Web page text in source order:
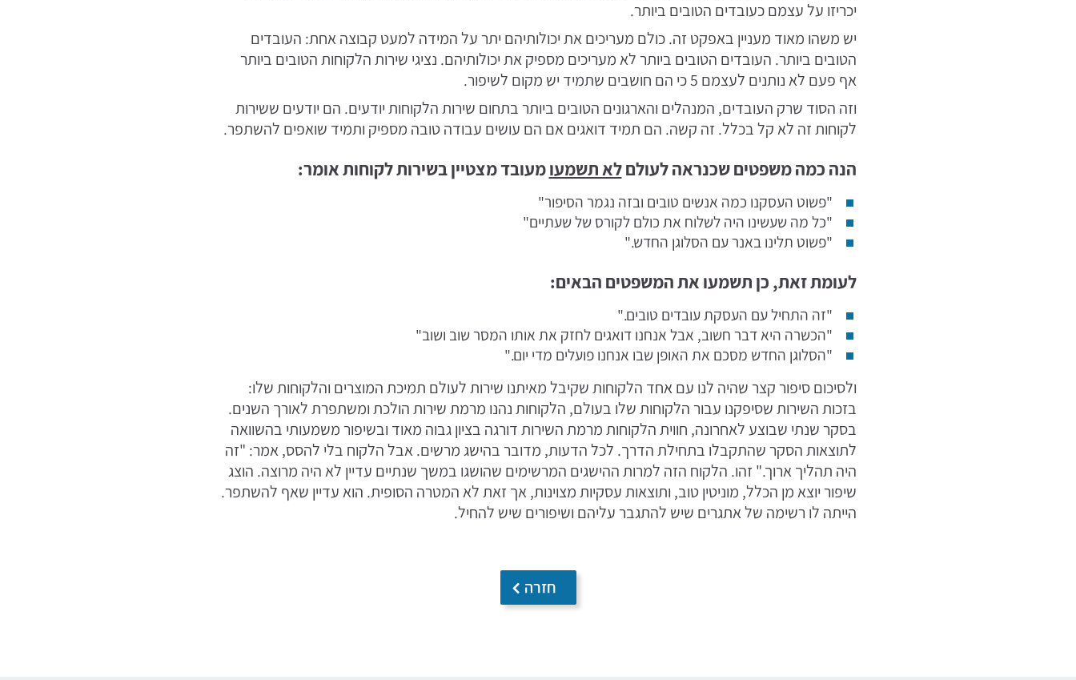
יכריזו על עצמם כעובדים הטובים ביותר.
יש משהו מאוד מעניין באפקט זה. כולם מעריכים את יכולותיהם יתר על המידה למעט קבוצה אחת: העובדים
הטובים ביותר. העובדים הטובים ביותר לא מעריכים מספיק את יכולותיהם. נציגי שירות הלקוחות הטובים ביותר
אף פעם לא נותנים לעצמם 5 כי הם חושבים שתמיד יש מקום לשיפור.
וזה הסוד שרק העובדים, המנהלים והארגונים הטובים ביותר בתחום שירות הלקוחות יודעים. הם יודעים ששירות
לקוחות זה לא קל בכלל. זה קשה. הם תמיד דואגים אם הם עושים עבודה טובה מספיק ותמיד שואפים להשתפר.
הנה כמה משפטים שכנראה לעולםלא תשמעומעובד מצטיין בשירות לקוחות אומר:
"פשוט העסקנו כמה אנשים טובים ובזה נגמר הסיפור"
"כל מה שעשינו היה לשלוח את כולם לקורס של שעתיים"
"פשוט תלינו באנר עם הסלוגן החדש."
לעומת זאת, כן תשמעו את המשפטים הבאים:
"זה התחיל עם העסקת עובדים טובים."
"הכשרה היא דבר חשוב, אבל אנחנו דואגים לחזק את אותו המסר שוב ושוב"
"הסלוגן החדש מסכם את האופן שבו אנחנו פועלים מדי יום."
ולסיכום סיפור קצר שהיה לנו עם אחד הלקוחות שקיבל מאיתנו שירות לעולם תמיכת המוצרים והלקוחות שלו:
בזכות השירות שסיפקנו עבור הלקוחות שלו בעולם, הלקוחות נהנו מרמת שירות הולכת ומשתפרת לאורך השנים.
בסקר שנתי שבוצע לאחרונה, חווית הלקוחות מרמת השירות דורגה בציון גבוה מאוד ובשיפור משמעותי בהשוואה
לתוצאות הסקר שהתקבלו בתחילת הדרך. לכל הדעות, מדובר בהישג מרשים. אבל הלקוח בלי להסס, אמר: "זה
היה תהליך ארוך." זהו. הלקוח הזה למרות ההישגים המרשימים שהושגו במשך שנתיים עדיין לא היה מרוצה. הוצג
שיפור יוצא מן הכלל, מוניטין טוב, ותוצאות עסקיות מצוינות, אך זאת לא המטרה הסופית. הוא עדיין שאף להשתפר.
הייתה לו רשימה של אתגרים שיש להתגבר עליהם ושיפורים שיש להחיל.
חזרה